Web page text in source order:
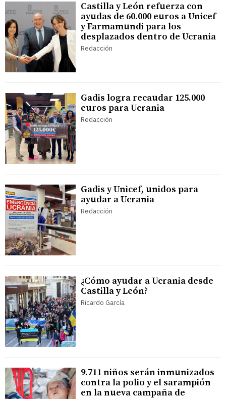
Castilla y León refuerza con
ayudas de 60.000 euros a Unicef
y Farmamundi para los
desplazados dentro de Ucrania
Redacción
Gadis logra recaudar 125.000
euros para Ucrania
Redacción
Gadis y Unicef, unidos para
ayudar a Ucrania
Redacción
¿Cómo ayudar a Ucrania desde
Castilla y León?
Ricardo García
9.711 niños serán inmunizados
contra la polio y el sarampión
en la nueva campaña de